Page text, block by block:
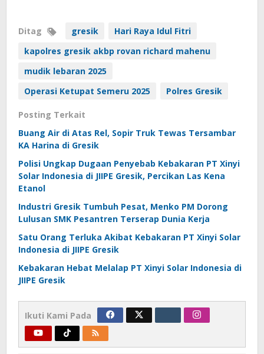
Ditag gresik
Hari Raya Idul Fitri
kapolres gresik akbp rovan richard mahenu
mudik lebaran 2025
Operasi Ketupat Semeru 2025
Polres Gresik
Posting Terkait
Buang Air di Atas Rel, Sopir Truk Tewas Tersambar
KA Harina di Gresik
Polisi Ungkap Dugaan Penyebab Kebakaran PT Xinyi
Solar Indonesia di JIIPE Gresik, Percikan Las Kena
Etanol
Industri Gresik Tumbuh Pesat, Menko PM Dorong
Lulusan SMK Pesantren Terserap Dunia Kerja
Satu Orang Terluka Akibat Kebakaran PT Xinyi Solar
Indonesia di JIIPE Gresik
Kebakaran Hebat Melalap PT Xinyi Solar Indonesia di
JIIPE Gresik
Ikuti Kami Pada